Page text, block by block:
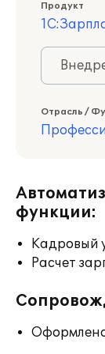
Продукт
Отрасль /
функции:
Кадровый
Расчет